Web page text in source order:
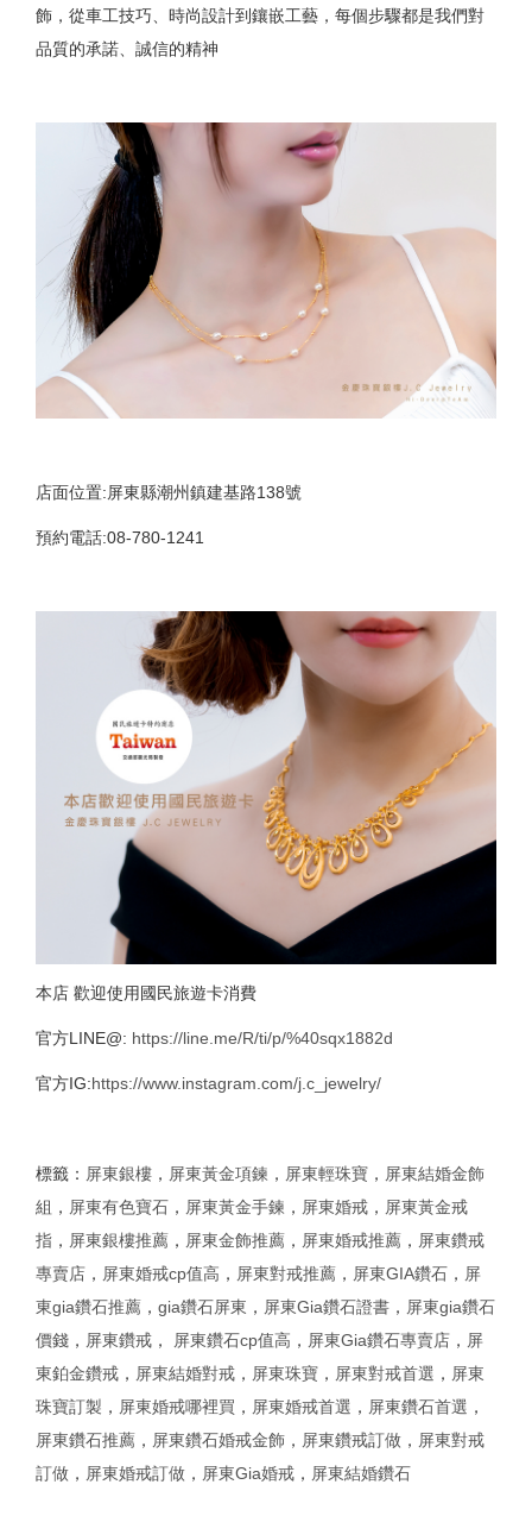
飾，從車工技巧、時尚設計到鑲嵌工藝，每個步驟都是我們對
品質的承諾、誠信的精神
店面位置:屏東縣潮州鎮建基路138號
預約電話:08-780-1241
本店 歡迎使用國民旅遊卡消費
官方LINE@: https://line.me/R/ti/p/%40sqx1882d
官方IG:https://www.instagram.com/j.c_jewelry/
標籤： 屏東銀樓 ， 屏東黃金項鍊 ， 屏東輕珠寶 ， 屏東結婚金飾
組 ， 屏東有色寶石 ， 屏東黃金手鍊 ， 屏東婚戒 ， 屏東黃金戒
指 ， 屏東銀樓推薦 ， 屏東金飾推薦 ， 屏東婚戒推薦 ， 屏東鑽戒
專賣店 ， 屏東婚戒cp值高 ， 屏東對戒推薦 ， 屏東GIA鑽石 ， 屏
東gia鑽石推薦 ， gia鑽石屏東 ， 屏東Gia鑽石證書 ， 屏東gia鑽石
價錢 ， 屏東鑽戒 ， 屏東鑽石cp值高 ， 屏東Gia鑽石專賣店 ， 屏
東鉑金鑽戒 ， 屏東結婚對戒 ， 屏東珠寶 ， 屏東對戒首選 ， 屏東
珠寶訂製 ， 屏東婚戒哪裡買 ， 屏東婚戒首選 ， 屏東鑽石首選 ，
屏東鑽石推薦 ， 屏東鑽石婚戒金飾 ， 屏東鑽戒訂做 ， 屏東對戒
訂做 ， 屏東婚戒訂做 ， 屏東Gia婚戒 ， 屏東結婚鑽石